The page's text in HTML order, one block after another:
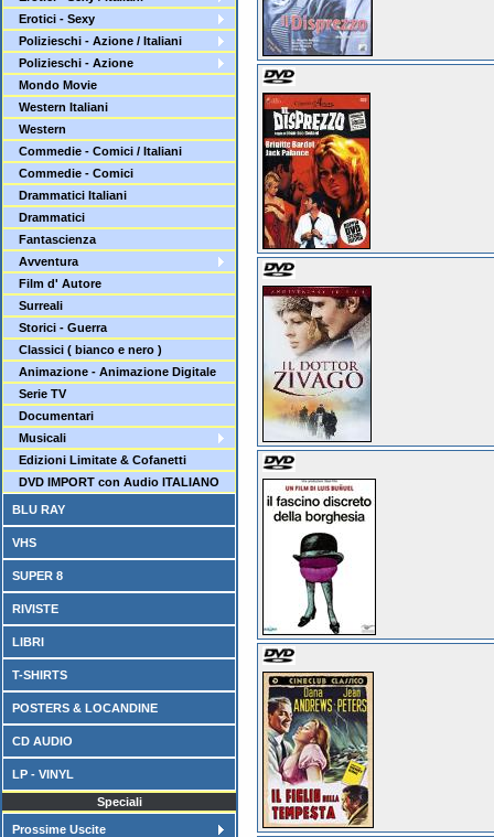
Erotici - Sexy
Polizieschi - Azione / Italiani
Polizieschi - Azione
Mondo Movie
Western Italiani
Western
Commedie - Comici / Italiani
Commedie - Comici
Drammatici Italiani
Drammatici
Fantascienza
Avventura
Film d' Autore
Surreali
Storici - Guerra
Classici ( bianco e nero )
Animazione - Animazione Digitale
Serie TV
Documentari
Musicali
Edizioni Limitate & Cofanetti
DVD IMPORT con Audio ITALIANO
BLU RAY
VHS
SUPER 8
RIVISTE
LIBRI
T-SHIRTS
POSTERS & LOCANDINE
CD AUDIO
LP - VINYL
Speciali
Prossime Uscite